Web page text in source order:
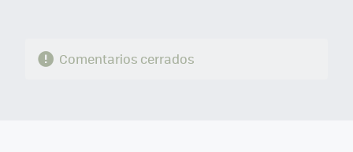
Comentarios cerrados